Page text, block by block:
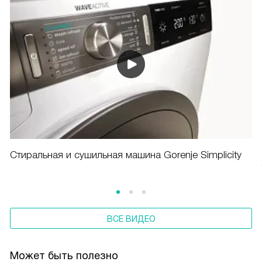
Cтиральная и сушильная машина Gorenje Simplicity
ВСЕ ВИДЕО
Может быть полезно